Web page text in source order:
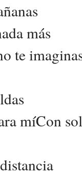
más
te
míCon